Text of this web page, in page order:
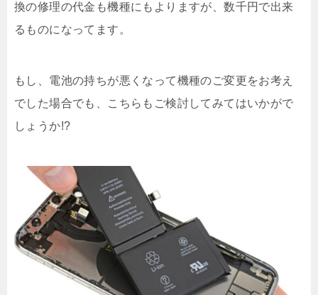
換の修理の代金も機種にもよりますが、数千円で出来
るものになってます。
もし、電池の持ちが悪くなって機種のご変更をお考え
でした場合でも、こちらもご検討してみてはいかがで
しょうか!?